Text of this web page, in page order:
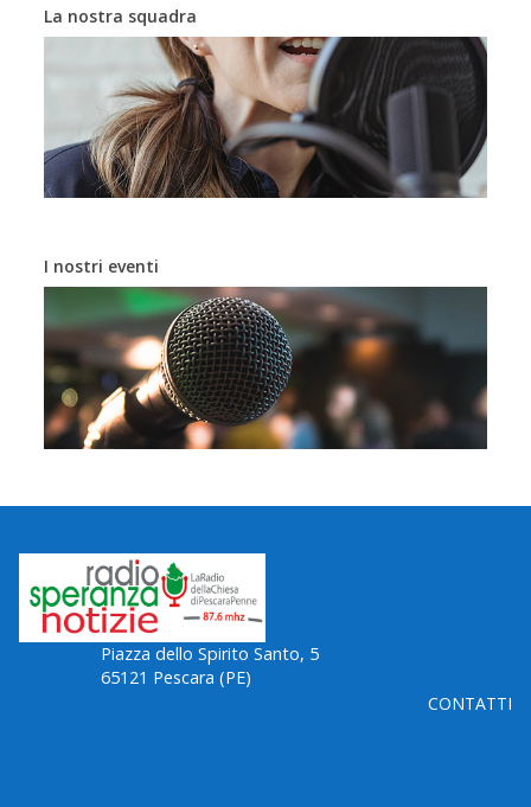
La nostra squadra
I nostri eventi
Piazza dello Spirito Santo, 5
65121 Pescara (PE)
CONTATTI